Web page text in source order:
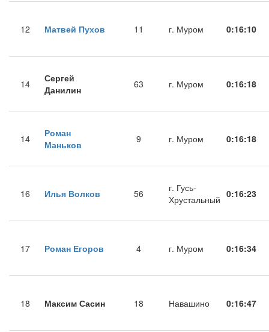
12 Матвей Пухов 11 г. Муром 0:16:10
14
Сергей
Данилин
63 г. Муром 0:16:18
14
Роман
Маньков
9 г. Муром 0:16:18
16 Илья Волков 56
г. Гусь-
Хрустальный 0:16:23
17 Роман Егоров 4 г. Муром 0:16:34
18 Максим Сасин 18 Навашино 0:16:47